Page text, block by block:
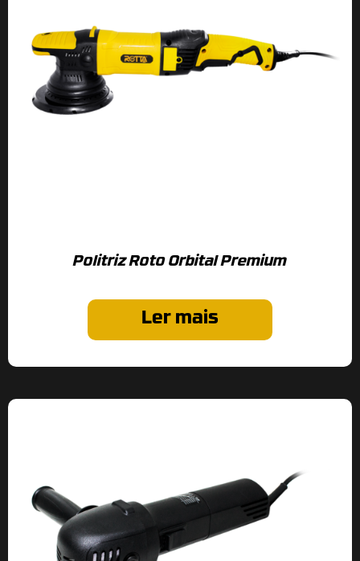
Politriz Roto Orbital Premium
Ler mais